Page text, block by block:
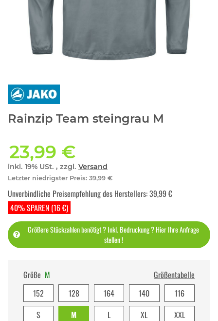
Rainzip Team steingrau M
23,99 €
inkl. 19% USt. , zzgl. Versand
Letzter niedrigster Preis: 39,99 €
40% SPAREN (16 €)
Unverbindliche Preisempfehlung des Herstellers:39,99 €
Größere Stückzahlen benötigt ? Inkl. Bedruckung ? Hier Ihre Anfrage
stellen !
Größe M
Größentabelle
152
128 164 140
116
S
M L XL
XXL